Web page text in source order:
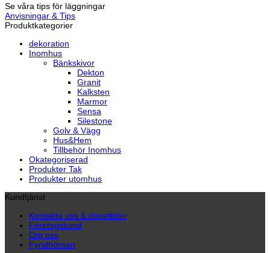
Se våra tips för läggningar
Anvisningar & Tips
Produktkategorier
dekoration
Inomhus
Bänkskivor
Dekton
Granit
Kalksten
Marmor
Sensa
Silestone
Golv & Vägg
Hus&Hem
Tillbehör Inomhus
Okategoriserad
Produkter Tak
Produkter utomhus
Kundtjänst
Kontakta oss & öppettider
Företagskund
Om oss
Fyndhörnan